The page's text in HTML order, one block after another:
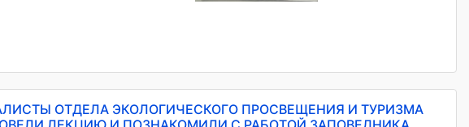
ОТДЕЛА ЭКОЛОГИЧЕСКОГО ПРОСВЕЩЕНИЯ И ТУРИЗМА